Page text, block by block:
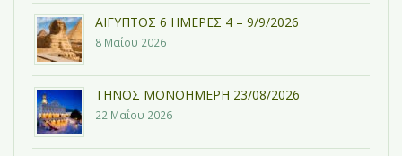
ΑΙΓΥΠΤΟΣ 6 ΗΜΕΡΕΣ 4 – 9/9/2026
8 Μαΐου 2026
ΤΗΝΟΣ ΜΟΝΟΗΜΕΡΗ 23/08/2026
22 Μαΐου 2026